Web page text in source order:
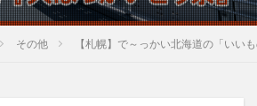
その他 【札幌】で～っかい北海道の「いい